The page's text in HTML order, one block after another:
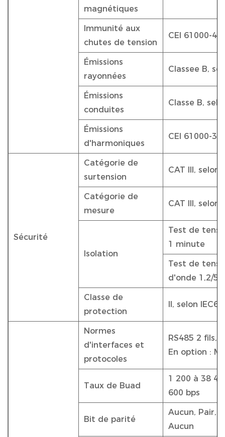
magnétiques
Immunité aux
chutes de tension
CEI 61000-4-
Émissions
rayonnées
Classee B,
Émissions
conduites
Classe B,
Émissions
d'harmoniques
CEI 61000-3-2
Sécurité
Catégorie de
surtension
CAT III, selon
Catégorie de
mesure
CAT III, selon
Isolation
Test de
1 minute
Test de
d'onde 1,2/50
Classe de
protection
II, selon
Normes
d'interfaces et
protocoles
RS485 2 fils,
En option :
Taux de Buad
1 200 à 38
600 bps
Bit de parité
Aucun, Pair,
Aucun